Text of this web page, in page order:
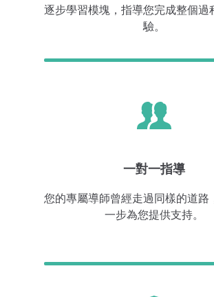
一對一指導
逐步學習模塊，指導您完成整個過
驗。
您的專屬導師曾經走過同樣的道路
一步為您提供支持。